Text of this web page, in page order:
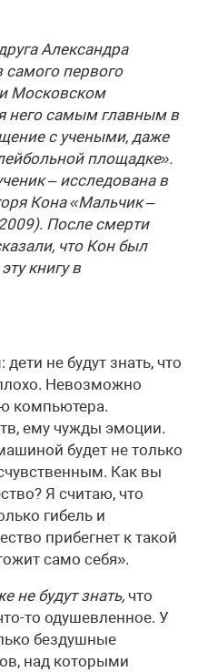
Александра
первого
Московском
него самым главным в
с учеными, даже
площадке».
– исследована в
Кона «Мальчик –
После смерти
что Кон был
книгу в
не будут знать, что
Невозможно
компьютера.
ему чужды эмоции.
будет не только
Как вы
Я считаю, что
гибель и
прибегнет к такой
само себя».
не будут знать,что
то одушевленное. У
бездушные
над которыми